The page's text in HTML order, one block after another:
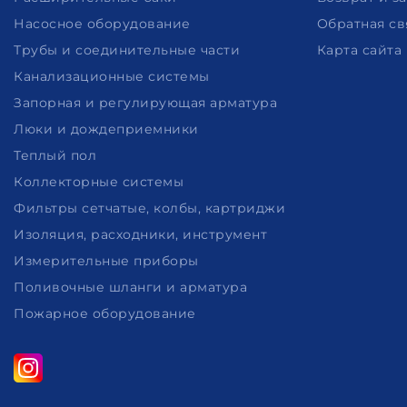
Насосное оборудование
Трубы и соединительные части
Канализационные системы
Запорная и регулирующая арматура
Люки и дождеприемники
Теплый пол
Коллекторные системы
Фильтры сетчатые, колбы, картриджи
Изоляция, расходники, инструмент
Измерительные приборы
Поливочные шланги и арматура
Пожарное оборудование
Обратная
Карта сайта